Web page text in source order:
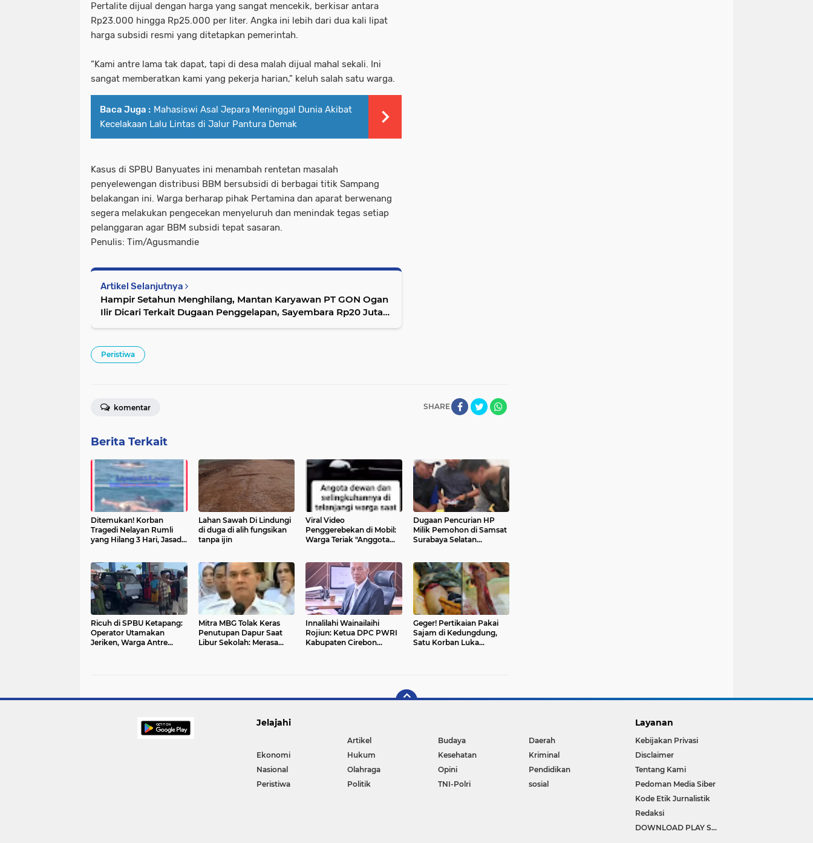
Pertalite dijual dengan harga yang sangat mencekik, berkisar antara
Rp23.000 hingga Rp25.000 per liter. Angka ini lebih dari dua kali lipat
harga subsidi resmi yang ditetapkan pemerintah.
“Kami antre lama tak dapat, tapi di desa malah dijual mahal sekali. Ini
sangat memberatkan kami yang pekerja harian,” keluh salah satu warga.
Baca Juga : Mahasiswi Asal Jepara Meninggal Dunia Akibat
Kecelakaan Lalu Lintas di Jalur Pantura Demak
Kasus di SPBU Banyuates ini menambah rentetan masalah
penyelewengan distribusi BBM bersubsidi di berbagai titik Sampang
belakangan ini. Warga berharap pihak Pertamina dan aparat berwenang
segera melakukan pengecekan menyeluruh dan menindak tegas setiap
pelanggaran agar BBM subsidi tepat sasaran.
Penulis: Tim/Agusmandie
Artikel Selanjutnya
Hampir Setahun Menghilang, Mantan Karyawan PT GON Ogan
Ilir Dicari Terkait Dugaan Penggelapan, Sayembara Rp20 Juta
Peristiwa
SHARE
komentar
Berita Terkait
Ditemukan! Korban
Tragedi Nelayan Rumli
yang Hilang 3 Hari, Jasad
Ikan
Lahan Sawah Di Lindungi
di duga di alih fungsikan
tanpa ijin
Viral Video
Penggerebekan di Mobil:
Warga Teriak "Anggota
Dugaan Pencurian HP
Milik Pemohon di Samsat
Surabaya Selatan
Ricuh di SPBU Ketapang:
Operator Utamakan
Jeriken, Warga Antre
Mitra MBG Tolak Keras
Penutupan Dapur Saat
Libur Sekolah: Merasa
Innalilahi Wainailaihi
Rojiun: Ketua DPC PWRI
Kabupaten Cirebon
Geger! Pertikaian Pakai
Sajam di Kedungdung,
Satu Korban Luka
Jelajahi
Artikel Budaya
Daerah
Ekonomi
Hukum Kesehatan
Kriminal
Nasional
Olahraga Opini
Pendidikan
Peristiwa
Politik TNI-Polri sosial
Layanan
Kebijakan Privasi
Disclaimer
Tentang Kami
Pedoman Media Siber
Kode Etik Jurnalistik
Redaksi
DOWNLOAD PLAY STORE